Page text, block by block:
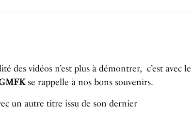
des vidéos n’est plus à démontrer, c’est avec le
se rappelle à nos bons souvenirs.
un autre titre issu de son dernier